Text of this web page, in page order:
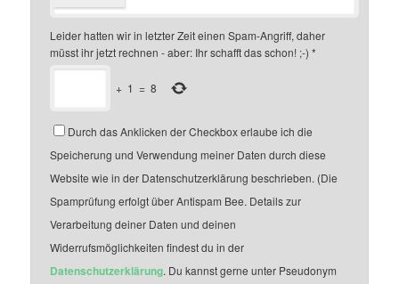
Leider hatten wir in letzter Zeit einen Spam-Angriff, daher
müsst ihr jetzt rechnen - aber: Ihr schafft das schon! ;-) *
+ 1 = 8
Durch das Anklicken der Checkbox erlaube ich die
Speicherung und Verwendung meiner Daten durch diese
Website wie in der Datenschutzerklärung beschrieben. (Die
Spamprüfung erfolgt über Antispam Bee. Details zur
Verarbeitung deiner Daten und deinen
Widerrufsmöglichkeiten findest du in der
Datenschutzerklärung. Du kannst gerne unter Pseudonym